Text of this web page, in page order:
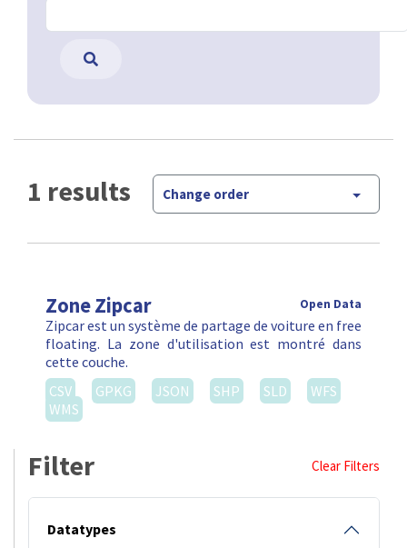
1 results Change order
Zone Zipcar Open Data
Zipcar est un système de partage de voiture en free
floating. La zone d'utilisation est montré dans
cette couche.
CSV
GPKG JSON SHP SLD
WFS
WMS
Filter Clear Filters
Datatypes